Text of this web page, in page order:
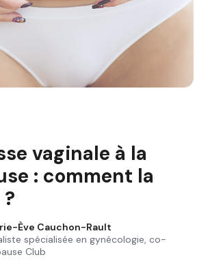
vaginale à la
: comment la
Ève Cauchon-Rault
spécialisée en gynécologie, co-
Club